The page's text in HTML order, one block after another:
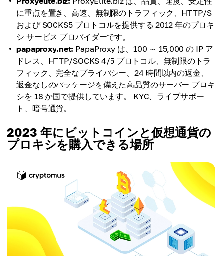
に重点を置き、高速、無制限のトラフィック、HTTP/S
および SOCKS5 プロトコルを提供する 2012 年のプロキ
シ サービス プロバイダーです。
papaproxy.net: PapaProxy は、100 ～ 15,000 の IP ア
ドレス、HTTP/SOCKS 4/5 プロトコル、無制限のトラ
フィック、完全なプライバシー、24 時間以内の返金、
返金なしのパッケージを備えた高品質のサーバー プロキ
シを 18 か国で提供しています。 KYC、ライブサポー
ト、暗号通貨。
2023 年にビットコインと仮想通貨の
プロキシを購入できる場所